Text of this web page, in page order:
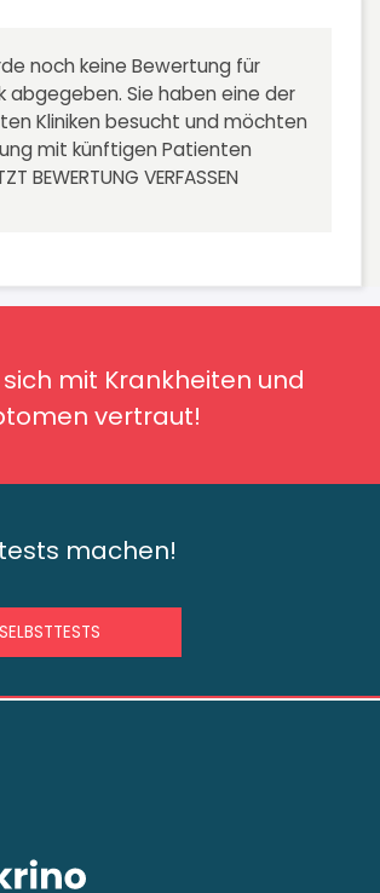
noch keine Bewertung für
abgegeben. Sie haben eine der
Kliniken besucht und möchten
mit künftigen Patienten
BEWERTUNG VERFASSEN
mit Krankheiten und
vertraut!
machen!